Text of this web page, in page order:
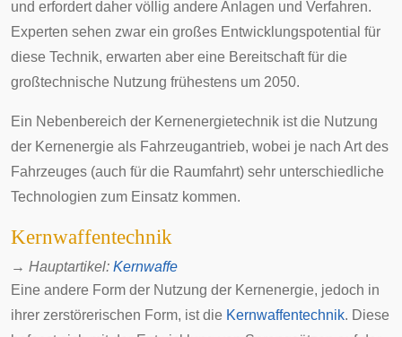
und erfordert daher völlig andere Anlagen und Verfahren.
Experten sehen zwar ein großes Entwicklungspotential für
diese Technik, erwarten aber eine Bereitschaft für die
großtechnische Nutzung frühestens um 2050.
Ein Nebenbereich der Kernenergietechnik ist die Nutzung
der Kernenergie als Fahrzeugantrieb, wobei je nach Art des
Fahrzeuges (auch für die Raumfahrt) sehr unterschiedliche
Technologien zum Einsatz kommen.
Kernwaffentechnik
→ Hauptartikel: Kernwaffe
Eine andere Form der Nutzung der Kernenergie, jedoch in
ihrer zerstörerischen Form, ist die Kernwaffentechnik. Diese